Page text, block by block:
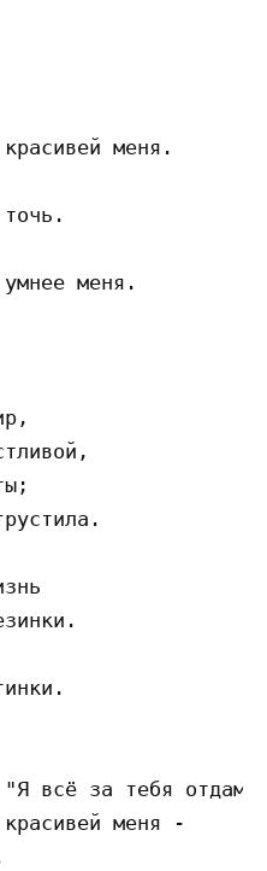
меня.
меня.
всё за тебя отдам!
меня -